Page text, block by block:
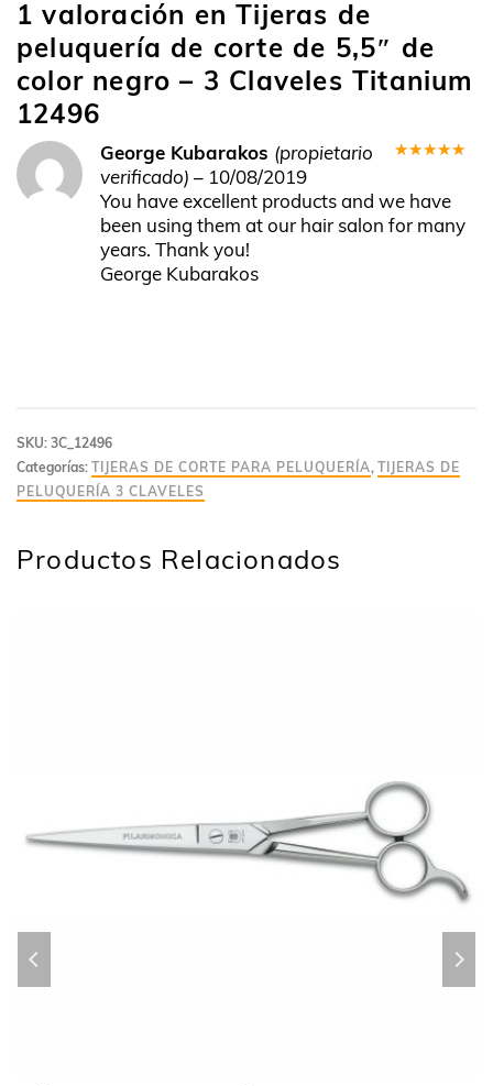
1 valoración enTijeras de
peluquería de corte de 5,5″ de
color negro – 3 Claveles Titanium
12496
George Kubarakos (propietario
verificado) – 10/08/2019
You have excellent products and we have
been using them at our hair salon for many
years. Thank you!
George Kubarakos
SKU: 3C_12496
Categorías: TIJERAS DE CORTE PARA PELUQUERÍA, TIJERAS DE
PELUQUERÍA 3 CLAVELES
Productos Relacionados